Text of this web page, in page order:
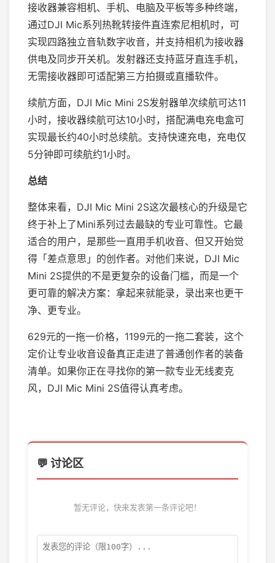
接收器兼容相机、手机、电脑及平板等多种终端，
通过DJI Mic系列热靴转接件直连索尼相机时，可
实现四路独立音轨数字收音，并支持相机为接收器
供电及同步开关机。发射器还支持蓝牙直连手机，
无需接收器即可适配第三方拍摄或直播软件。
续航方面，DJI Mic Mini 2S发射器单次续航可达11
小时，接收器续航可达10小时，搭配满电充电盒可
实现最长约40小时总续航。支持快速充电，充电仅
5分钟即可续航约1小时。
总结
整体来看，DJI Mic Mini 2S这次最核心的升级是它
终于补上了Mini系列过去最缺的专业可靠性。它最
适合的用户，是那些一直用手机收音、但又开始觉
得「差点意思」的创作者。对他们来说，DJI Mic
Mini 2S提供的不是更复杂的设备门槛，而是一个
更可靠的解决方案：拿起来就能录，录出来也更干
净、更专业。
629元的一拖一价格，1199元的一拖二套装，这个
定价让专业收音设备真正走进了普通创作者的装备
清单。如果你正在寻找你的第一款专业无线麦克
风，DJI Mic Mini 2S值得认真考虑。
💬 讨论区
暂无评论，快来发表第一条评论吧！